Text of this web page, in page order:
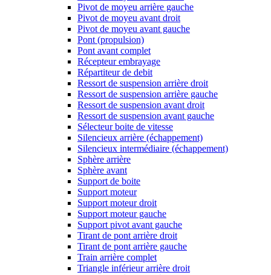
Pivot de moyeu arrière gauche
Pivot de moyeu avant droit
Pivot de moyeu avant gauche
Pont (propulsion)
Pont avant complet
Récepteur embrayage
Répartiteur de debit
Ressort de suspension arrière droit
Ressort de suspension arrière gauche
Ressort de suspension avant droit
Ressort de suspension avant gauche
Sélecteur boite de vitesse
Silencieux arrière (échappement)
Silencieux intermédiaire (échappement)
Sphère arrière
Sphère avant
Support de boite
Support moteur
Support moteur droit
Support moteur gauche
Support pivot avant gauche
Tirant de pont arrière droit
Tirant de pont arrière gauche
Train arrière complet
Triangle inférieur arrière droit